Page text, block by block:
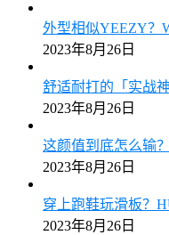
外型相似YEEZY？
2023年8月26日
舒适耐打的「实战
2023年8月26日
这颜值到底怎么输
2023年8月26日
穿上跑鞋玩滑板？
2023年8月26日